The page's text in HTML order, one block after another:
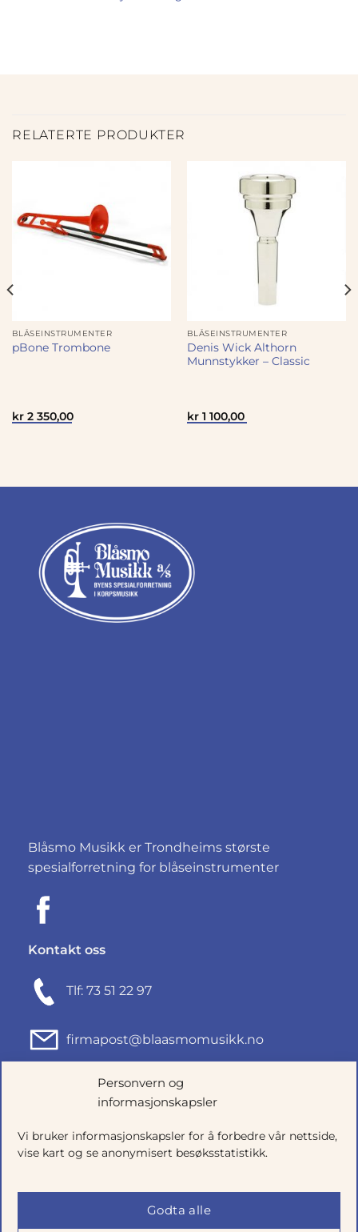
Personvern og
informasjonskapsler
Vi bruker informasjonskapsler for å forbedre vår nettside,
vise kart og se anonymisert besøksstatistikk.
Godta alle
RELATERTE PRODUKTER
BLÅSEINSTRUMENTER
pBone Trombone
kr2 350,00
BLÅSEINSTRUMENTER
Denis Wick Althorn
Munnstykker – Classic
kr1 100,00
Blåsmo Musikk er Trondheims største
spesialforretning for blåseinstrumenter
Kontakt oss
Tlf: 73 51 22 97
firmapost@blaasmomusikk.no
Fjordgata 46, 7010 TRONDHEIM
Org.nr: 935434165